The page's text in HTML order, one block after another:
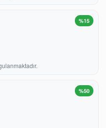
%15
%50